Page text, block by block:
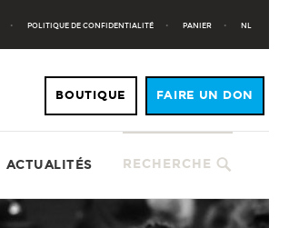
POLITIQUE DE CONFIDENTIALITÉ PANIER NL
RECHERCHE
ACTUALITÉS